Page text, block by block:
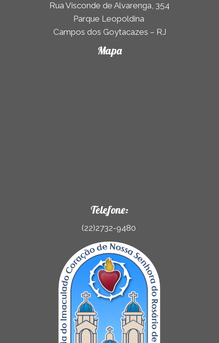
Rua Visconde de Alvarenga, 354
Parque Leopoldina
Campos dos Goytacazes – RJ
Mapa
Telefone:
(22)2732-9480